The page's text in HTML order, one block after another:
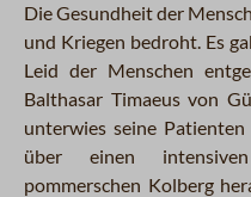
Die Gesundheit der
und Kriegen bedroht. Es
Leid der Menschen
Balthasar Timaeus von
unterwies seine
über einen
pommerschen Kolberg